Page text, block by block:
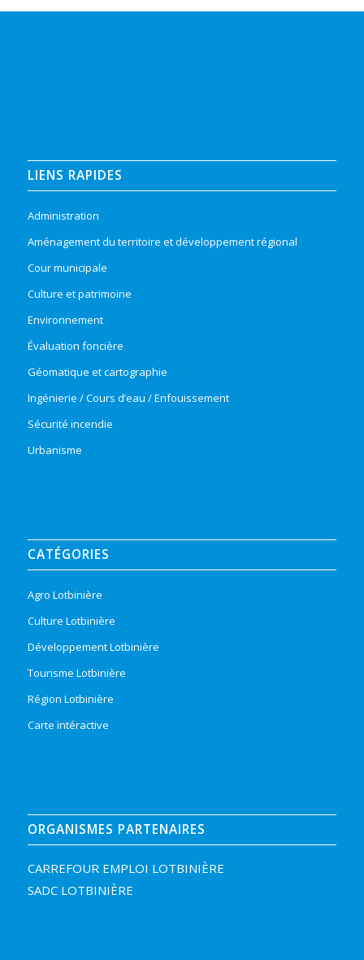
LIENS RAPIDES
Administration
Aménagement du territoire et développement régional
Cour municipale
Culture et patrimoine
Environnement
Évaluation foncière
Géomatique et cartographie
Ingénierie / Cours d’eau / Enfouissement
Sécurité incendie
Urbanisme
CATÉGORIES
Agro Lotbinière
Culture Lotbinière
Développement Lotbinière
Tourisme Lotbinière
Région Lotbinière
Carte intéractive
ORGANISMES PARTENAIRES
CARREFOUR EMPLOI LOTBINIÈRE
SADC LOTBINIÈRE